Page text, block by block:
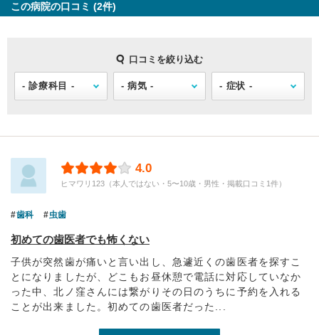
この病院の口コミ (2件)
口コミを絞り込む
4.0
ヒマワリ123（本人ではない・5〜10歳・男性・掲載口コミ1件）
歯科 虫歯
初めての歯医者でも怖くない
子供が突然歯が痛いと言い出し、急遽近くの歯医者を探すこ
とになりましたが、どこもお昼休憩で電話に対応していなか
った中、北ノ窪さんには繋がりその日のうちに予約を入れる
ことが出来ました。初めての歯医者だった...